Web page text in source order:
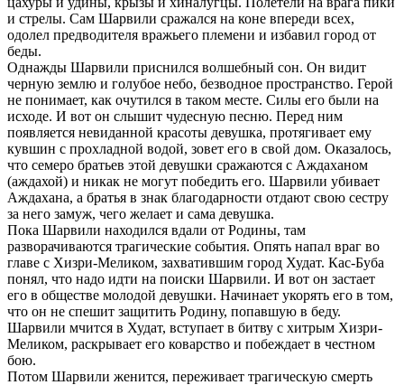
и стрелы. Сам Шарвили сражался на коне впереди всех,
одолел предводителя вражьего племени и избавил город от
беды.
Однажды Шарвили приснился волшебный сон. Он видит
черную землю и голубое небо, безводное пространство. Герой
не понимает, как очутился в таком месте. Силы его были на
исходе. И вот он слышит чудесную песню. Перед ним
появляется невиданной красоты девушка, протягивает ему
кувшин с прохладной водой, зовет его в свой дом. Оказалось,
что семеро братьев этой девушки сражаются с Аждаханом
(аждахой) и никак не могут победить его. Шарвили убивает
Аждахана, а братья в знак благодарности отдают свою сестру
за него замуж, чего желает и сама девушка.
Пока Шарвили находился вдали от Родины, там
разворачиваются трагические события. Опять напал враг во
главе с Хизри-Меликом, захватившим город Худат. Кас-Буба
понял, что надо идти на поиски Шарвили. И вот он застает
его в обществе молодой девушки. Начинает укорять его в том,
что он не спешит защитить Родину, попавшую в беду.
Шарвили мчится в Худат, вступает в битву с хитрым Хизри-
Меликом, раскрывает его коварство и побеждает в честном
бою.
Потом Шарвили женится, переживает трагическую смерть